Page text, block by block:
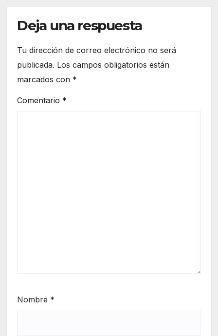
Deja una respuesta
Tu dirección de correo electrónico no será
publicada. Los campos obligatorios están
marcados con *
Comentario *
Nombre *